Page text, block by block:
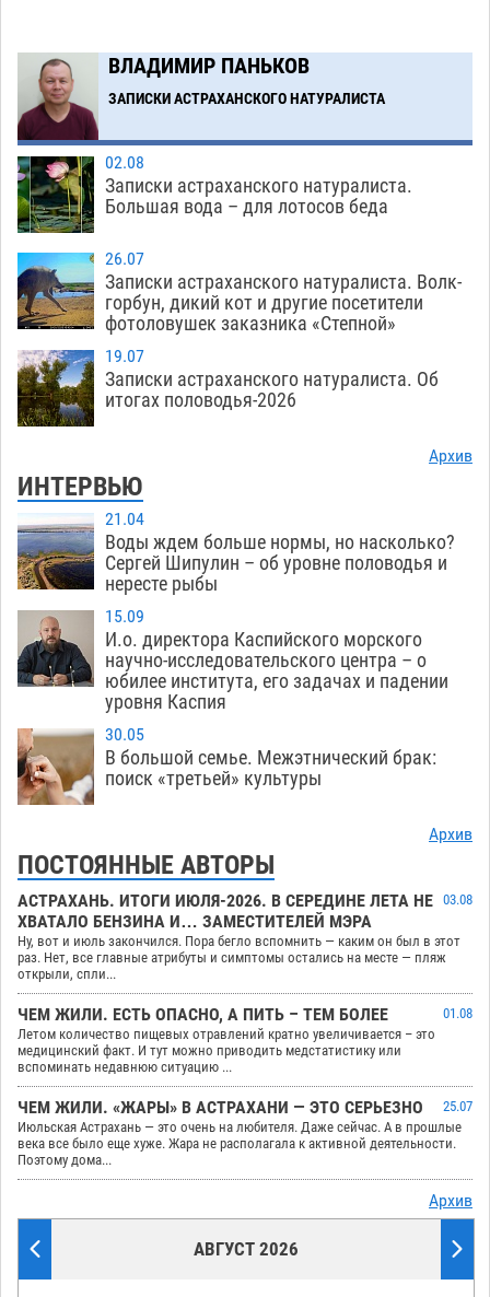
ВЛАДИМИР ПАНЬКОВ
ЗАПИСКИ АСТРАХАНСКОГО НАТУРАЛИСТА
02.08
Записки астраханского натуралиста.
Большая вода – для лотосов беда
26.07
Записки астраханского натуралиста. Волк-
горбун, дикий кот и другие посетители
фотоловушек заказника «Степной»
19.07
Записки астраханского натуралиста. Об
итогах половодья-2026
Архив
ИНТЕРВЬЮ
21.04
Воды ждем больше нормы, но насколько?
Сергей Шипулин – об уровне половодья и
нересте рыбы
15.09
И.о. директора Каспийского морского
научно-исследовательского центра – о
юбилее института, его задачах и падении
уровня Каспия
30.05
В большой семье. Межэтнический брак:
поиск «третьей» культуры
Архив
ПОСТОЯННЫЕ АВТОРЫ
АСТРАХАНЬ. ИТОГИ ИЮЛЯ-2026. В СЕРЕДИНЕ ЛЕТА НЕ
ХВАТАЛО БЕНЗИНА И… ЗАМЕСТИТЕЛЕЙ МЭРА
03.08
Ну, вот и июль закончился. Пора бегло вспомнить — каким он был в этот
раз. Нет, все главные атрибуты и симптомы остались на месте — пляж
открыли, спли...
ЧЕМ ЖИЛИ. ЕСТЬ ОПАСНО, А ПИТЬ – ТЕМ БОЛЕЕ
01.08
Летом количество пищевых отравлений кратно увеличивается – это
медицинский факт. И тут можно приводить медстатистику или
вспоминать недавнюю ситуацию ...
ЧЕМ ЖИЛИ. «ЖАРЫ» В АСТРАХАНИ — ЭТО СЕРЬЕЗНО
25.07
Июльская Астрахань — это очень на любителя. Даже сейчас. А в прошлые
века все было еще хуже. Жара не располагала к активной деятельности.
Поэтому дома...
Архив
АВГУСТ 2026